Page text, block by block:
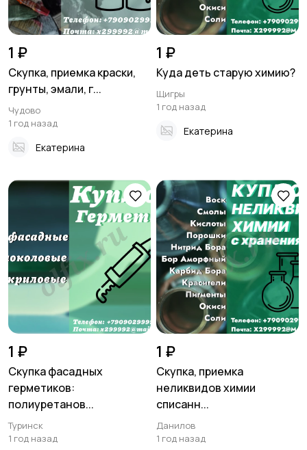
1 ₽
Скупка, приемка краски,
грунты, эмали, г...
Чудово
1 год назад
Екатерина
1 ₽
Куда деть старую химию?
Щигры
1 год назад
Екатерина
1 ₽
Скупка фасадных
герметиков:
полиуретанов...
Туринск
1 год назад
1 ₽
Скупка, приемка
неликвидов химии
списанн...
Данилов
1 год назад